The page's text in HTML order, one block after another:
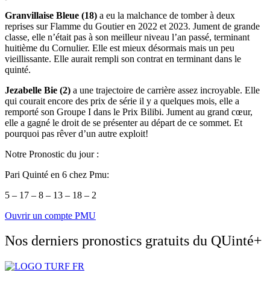
Granvillaise Bleue (18) a eu la malchance de tomber à deux
reprises sur Flamme du Goutier en 2022 et 2023. Jument de grande
classe, elle n’était pas à son meilleur niveau l’an passé, terminant
huitième du Cornulier. Elle est mieux désormais mais un peu
vieillissante. Elle aurait rempli son contrat en terminant dans le
quinté.
Jezabelle Bie (2) a une trajectoire de carrière assez incroyable. Elle
qui courait encore des prix de série il y a quelques mois, elle a
remporté son Groupe I dans le Prix Bilibi. Jument au grand cœur,
elle a gagné le droit de se présenter au départ de ce sommet. Et
pourquoi pas rêver d’un autre exploit!
Notre Pronostic du jour :
Pari Quinté en 6 chez Pmu:
5 – 17 – 8 – 13 – 18 – 2
Ouvrir un compte PMU
Nos derniers pronostics gratuits du QUinté+